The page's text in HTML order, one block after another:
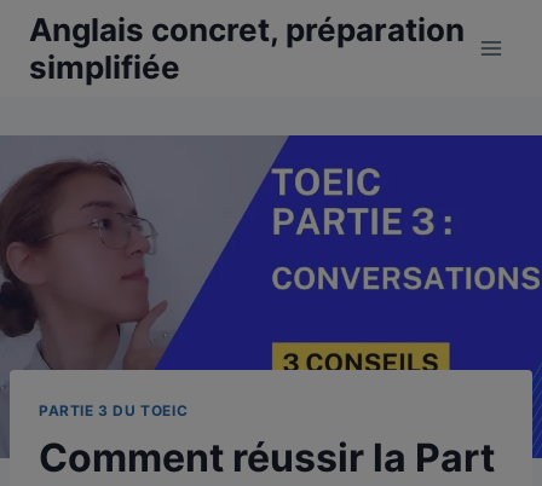
Aller
contenu
Anglais concret, préparation
simplifiée
PARTIE 3 DU TOEIC
Comment réussir la Part